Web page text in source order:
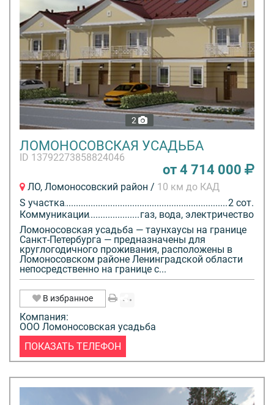
2
ЛОМОНОСОВСКАЯ УСАДЬБА
ID 13792273858824046
от 4 714 000
ЛО, Ломоносовский район / 10 км до КАД
S участка
2 сот.
Коммуникации
газ, вода, электричество
Ломоносовская усадьба — таунхаусы на границе
Санкт-Петербурга — предназначены для
круглогодичного проживания, расположены в
Ломоносовском районе Ленинградской области
непосредственно на границе с...
В избранное
Компания:
ООО Ломоносовская усадьба
ПОКАЗАТЬ ТЕЛЕФОН